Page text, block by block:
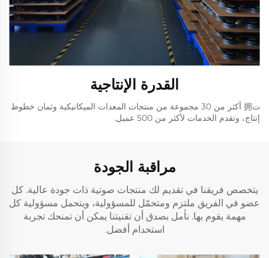
القدرة الإنتاجية
ت拥 أكثر من 30 مجموعة من منتجات المعدات الميكانيكية وثمان خطوط
إنتاج، وتقدم الخدمات لأكثر من 500 عميل.
مراقبة الجودة
يتخصص فريقنا في تقديم لك منتجات صوتية ذات جودة عالية. كل
عضو في الفريق ملتزم ومتحمّل للمسؤولية، ويتحمل مسؤولية كل
مهمة يقوم بها. نأمل بصدق أن تقنيتنا يمكن أن تمنحك تجربة
استخدام أفضل.